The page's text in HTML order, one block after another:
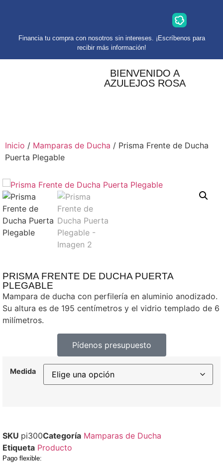
Financia tu compra con nosotros sin intereses. ¡Escríbenos para
recibir más información!
BIENVENIDO A
AZULEJOS ROSA
Inicio / Mamparas de Ducha / Prisma Frente de Ducha
Puerta Plegable
PRISMA FRENTE DE DUCHA PUERTA
PLEGABLE
Mampara de ducha con perfilería en aluminio anodizado.
Su altura es de 195 centímetros y el vidrio templado de 6
milímetros.
Pídenos presupuesto
Medida
SKU pi300Categoría Mamparas de Ducha
Etiqueta Producto
Pago flexible: